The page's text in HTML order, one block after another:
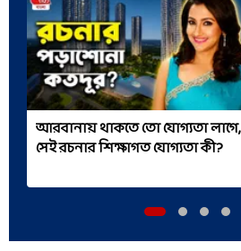
আরবানায় থাকতে তো যোগ্যতা লাগে,
সেই রচনার শিক্ষাগত যোগ্যতা কী?